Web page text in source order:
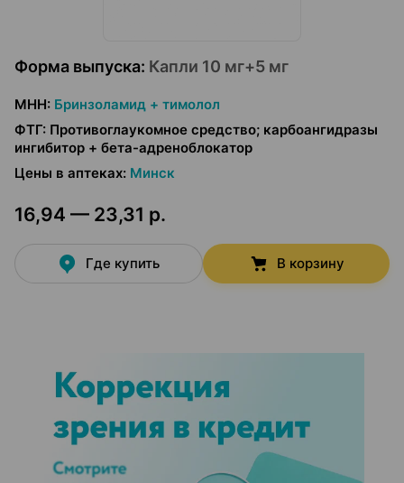
Форма выпуска: Капли 10 мг+5 мг
МНН: Бринзоламид + тимолол
ФТГ: Противоглаукомное средство; карбоангидразы
ингибитор + бета-адреноблокатор
Цены в аптеках: Минск
16,94 — 23,31 р.
Где купить В корзину